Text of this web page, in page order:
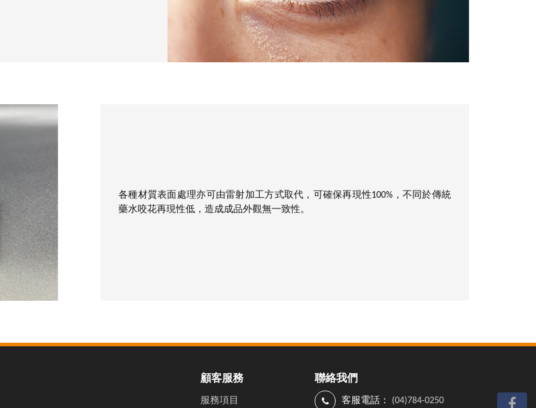
各種材質表面處理亦可由雷射加工方式取代，可確保再現性100%，不同於傳統
藥水咬花再現性低，造成成品外觀無一致性。
顧客服務
服務項目
聯絡我們
客服電話： (04)784-0250